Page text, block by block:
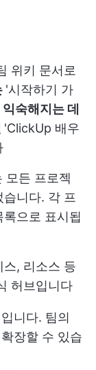
위키 문서로
'시작하기 가
숙해지는 데
'ClickUp 배우
모든 프로젝
니다. 각 프
으로 표시됩
, 리소스 등
허브입니다
니다. 팀의
장할 수 있습